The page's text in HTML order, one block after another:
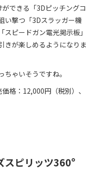
できる「3Dピッチングコ
い撃つ「3Dスラッガー機
ピードガン電光掲示板」
きが楽しめるようになりま
ゃいそうですね。
格：12,000円（税別）、
スピリッツ360°